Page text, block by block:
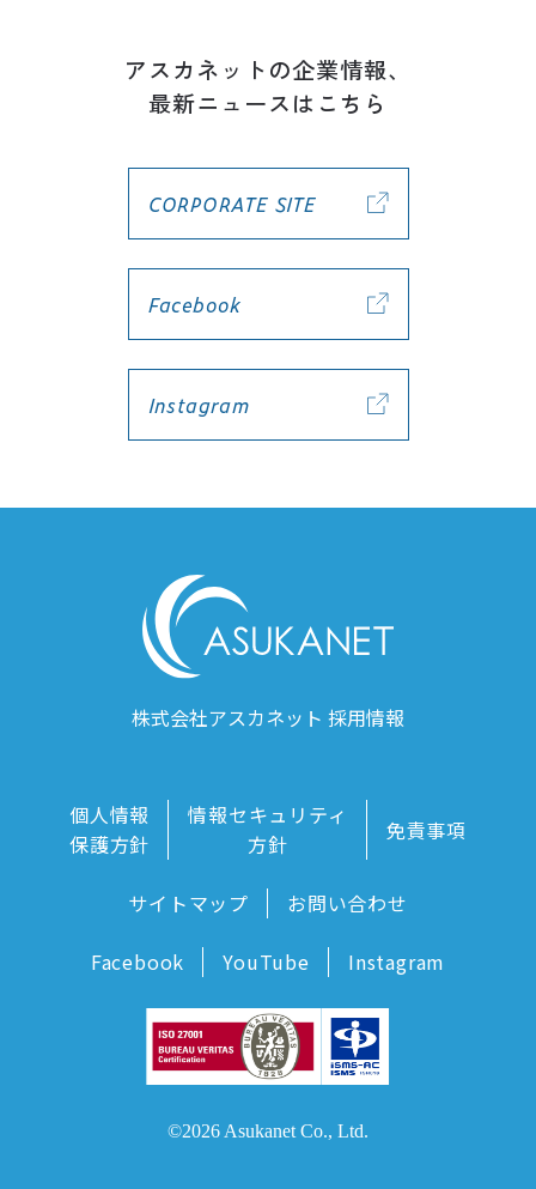
アスカネットの企業情報、
最新ニュースはこちら
CORPORATE SITE
Facebook
Instagram
株式会社アスカネット 採用情報
個人情報
保護方針
情報セキュリティ
方針
免責事項
サイトマップ お問い合わせ
Facebook YouTube Instagram
©2026 Asukanet Co., Ltd.